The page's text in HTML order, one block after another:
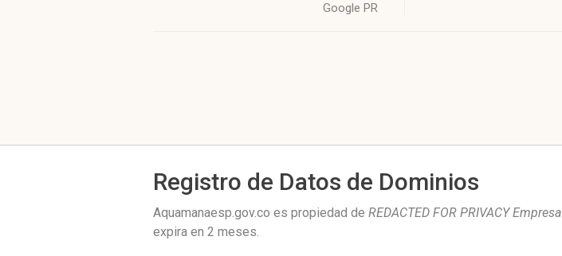
Google PR
Registro de Datos de Dominios
Aquamanaesp.gov.co es propiedad de REDACTED FOR PRIVACY
expira en 2 meses.